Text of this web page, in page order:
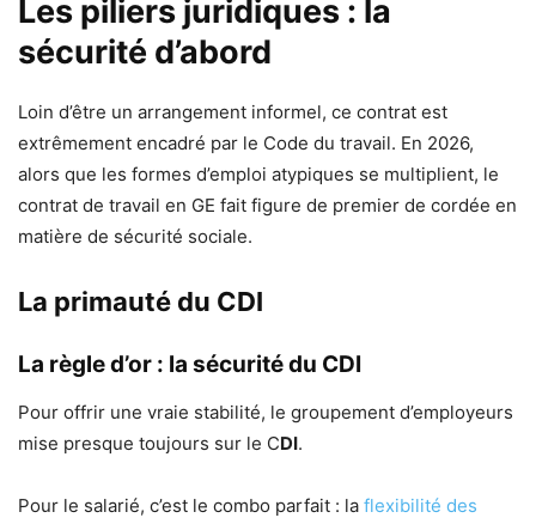
Les piliers juridiques : la
sécurité d’abord
Loin d’être un arrangement informel, ce contrat est
extrêmement encadré par le Code du travail. En 2026,
alors que les formes d’emploi atypiques se multiplient, le
contrat de travail en GE fait figure de premier de cordée en
matière de sécurité sociale.
La primauté du CDI
La règle d’or : la sécurité du CDI
Pour offrir une vraie stabilité, le groupement d’employeurs
mise presque toujours sur le CDI.
Pour le salarié, c’est le combo parfait : la flexibilité des